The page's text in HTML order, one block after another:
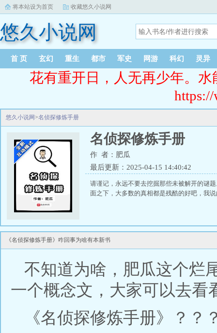
将本站设为首页 收藏悠久小说网
悠久小说网
首 页 玄幻 重生 都市 军史 网游 科幻 灵异
花有重开日，人无再少年。
悠久小说网>名侦探修炼手册
名侦探修炼手册
作 者：肥瓜
最后更新：2025-04-15 14:40:42
请谨记，永远不要去挖掘那些未被解开的谜
面之下，大多数的真相都是残酷的好吧，我
《名侦探修炼手册》咋回事为啥有本新书
不知道为啥，肥瓜这个烂
一个概念文，大家可以去看
《名侦探修炼手册》？